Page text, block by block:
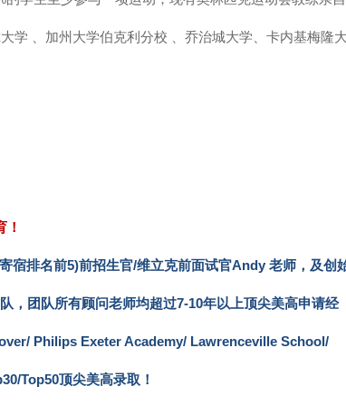
学 、加州大学伯克利分校 、乔治城大学、卡内基梅隆
宿排名前5)前招生官/维立克前面试官Andy 老师，及创
，团队所有顾问老师均超过7-10年以上顶尖美高申请经
Philips Exeter Academy/ Lawrenceville School/
Top50顶尖美高录取！